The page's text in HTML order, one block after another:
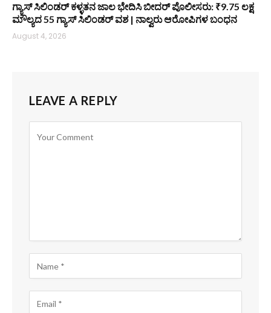
ಗ್ಯಾಸ್ ಸಿಲಿಂಡರ್‌ ಕಳ್ಳತನ ಜಾಲ ಭೇದಿಸಿ ಬೀದರ್ ಪೊಲೀಸರು: ₹9.75 ಲಕ್ಷ
ಮೌಲ್ಯದ 55 ಗ್ಯಾಸ್ ಸಿಲಿಂಡರ್‌ ವಶ | ನಾಲ್ವರು ಆರೋಪಿಗಳ ಬಂಧನ
August 4, 2026
LEAVE A REPLY